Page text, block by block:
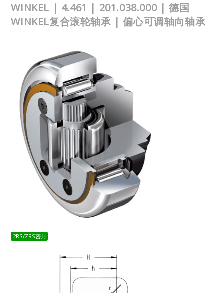
WINKEL | 4.461 | 201.038.000 | 德国
WINKEL复合滚轮轴承 | 偏心可调轴向轴承
2RS/ZRS密封